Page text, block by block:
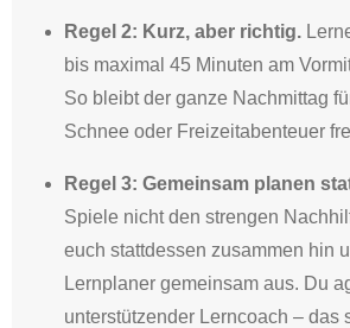
Regel 2: Kurz, aber richtig.
bis maximal 45 Minuten am
So bleibt der ganze Nachmittag
Schnee oder Freizeitabenteuer
Regel 3: Gemeinsam planen
Spiele nicht den strengen
euch stattdessen zusammen hin
Lernplaner gemeinsam aus. Du
unterstützender Lerncoach – das